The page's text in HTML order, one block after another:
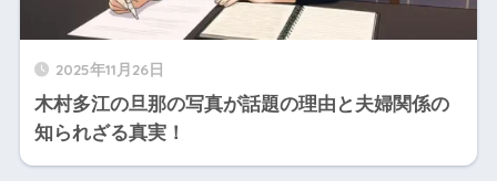
2025年11月26日
木村多江の旦那の写真が話題の理由と夫婦関係の
知られざる真実！